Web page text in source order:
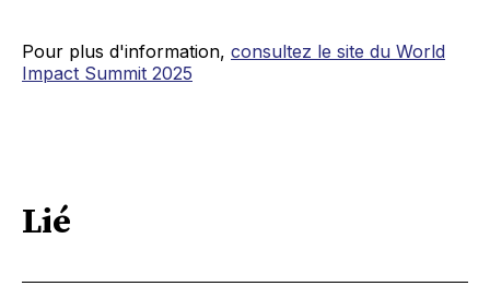
Pour plus d'information, consultez le site du World
Impact Summit 2025
Lié